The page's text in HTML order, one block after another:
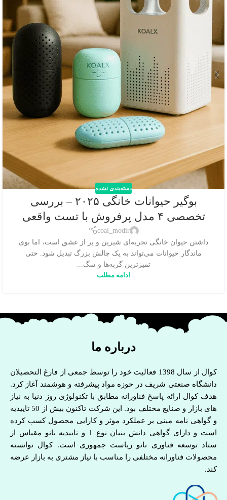
دسته‌بندی نشده
بوگیر حیوانات خانگی ۲۰۲۵ – بررسی
تخصصی ۴ مدل پرفروش با تست واقعی
coal_modir
داشتن حیوان خانگی تجربه‌ای شیرین و پر از عشق است، اما بوی
ماندگار حیوانات می‌تواند به یک چالش بزرگ تبدیل شود. حتی
تمیزترین گربه‌ها و سگ...
ادامه مطلب
درباره ما
کوال از سال 1398 فعالیت خود را توسط جمعی از فارغ التحصیلان
دانشگاه صنعتی شریف در حوزه مواد پیشرفته و هوشمند آغاز کرد.
هدف کوال ارائه پاسخ فناورانه مطابق با تکنولوژی روز دنیا به نیاز
های بازار و صنایع مختلف بود. این شرکت تاکنون بیش از 50 تاییدیه
و گواهی نامه مبنی بر عملکرد موثر و کارایی محصول کسب کرده
است و دارای گواهی دانش بنیان نوع 1 و تاییدیه نانو مقیاس از
ستاد توسعه فناوری نانو ریاست جمهوری است. کوال توانسته
محصولات فناورانه مختلفی را مناسب با نیاز مشتری به بازار عرضه
کند.